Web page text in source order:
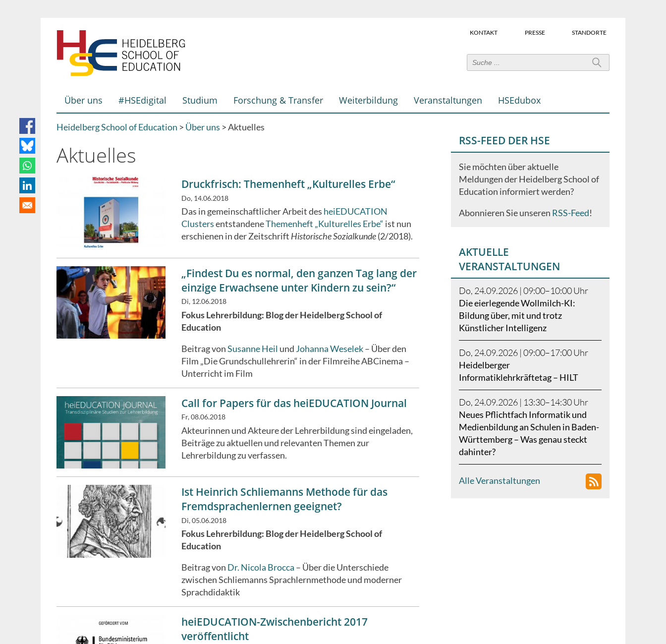
User-
(Über
Suchfeld)
KONTAKT PRESSE STANDORTE
Hauptnavigation
Über uns #HSEdigital Studium Forschung & Transfer Weiterbildung Veranstaltungen HSEdubox
Breadcrumb
Heidelberg School of Education Über uns Aktuelles
Aktuelles
Druckfrisch: Themenheft „Kulturelles Erbe“
Do, 14.06.2018
Das in gemeinschaftlicher Arbeit des heiEDUCATION
ClustersentstandeneThemenheft „Kulturelles Erbe“ ist nun
erschienen in der Zeitschrift Historische Sozialkunde(2/2018).
„Findest Du es normal, den ganzen Tag lang der
einzige Erwachsene unter Kindern zu sein?“
Di, 12.06.2018
Fokus Lehrerbildung: Blog der Heidelberg School of
Education
Beitrag vonSusanne Heil und Johanna Weselek– Über den
Film „Die Grundschullehrerin“ in der Filmreihe ABCinema –
Unterricht im Film
Call for Papers für das heiEDUCATION Journal
Fr, 08.06.2018
Akteurinnen und Akteure der Lehrerbildung sind eingeladen,
Beiträge zu aktuellen und relevanten Themen zur
Lehrerbildung zu verfassen.
Ist Heinrich Schliemanns Methode für das
Fremdsprachenlernen geeignet?
Di, 05.06.2018
Fokus Lehrerbildung: Blog der Heidelberg School of
Education
Beitrag von Dr. Nicola Brocca – Über die Unterschiede
zwischen Schliemanns Sprachlernmethode und moderner
Sprachdidaktik
heiEDUCATION-Zwischenbericht 2017
veröffentlicht
RSS-FEED DER HSE
Sie möchten über aktuelle
Meldungen der Heidelberg School of
Education informiert werden?
Abonnieren Sie unseren RSS-Feed!
AKTUELLE
VERANSTALTUNGEN
Do, 24.09.2026 | 09:00–10:00 Uhr
Die eierlegende Wollmilch-KI:
Bildung über, mit und trotz
Künstlicher Intelligenz
Do, 24.09.2026 | 09:00–17:00 Uhr
Heidelberger
Informatiklehrkräftetag – HILT
Do, 24.09.2026 | 13:30–14:30 Uhr
Neues Pflichtfach Informatik und
Medienbildung an Schulen in Baden-
Württemberg – Was genau steckt
dahinter?
Alle Veranstaltungen